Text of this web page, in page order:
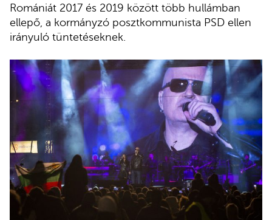
Romániát 2017 és 2019 között több hullámban
ellepő, a kormányzó posztkommunista PSD ellen
irányuló tüntetéseknek.